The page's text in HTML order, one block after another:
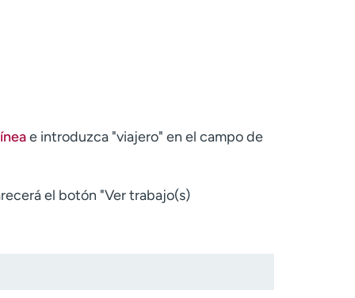
e introduzca "viajero" en el campo de
el botón "Ver trabajo(s)